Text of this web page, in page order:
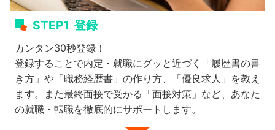
STEP1 登録
カンタン30秒登録！
登録することで内定・就職にグッと近づく「履歴書の書
き方」や「職務経歴書」の作り方、「優良求人」を教え
ます。また最終面接で受かる「面接対策」など、あなた
の就職・転職を徹底的にサポートします。